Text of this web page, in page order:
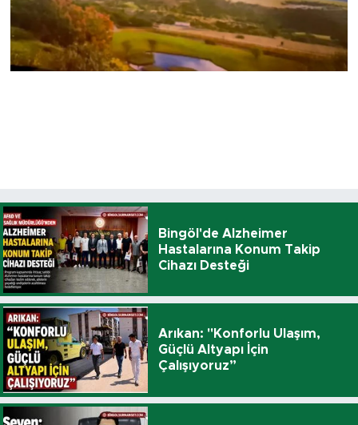
Bingöl'de Alzheimer
Hastalarına Konum Takip
Cihazı Desteği
Arıkan: "Konforlu Ulaşım,
Güçlü Altyapı İçin
Çalışıyoruz”